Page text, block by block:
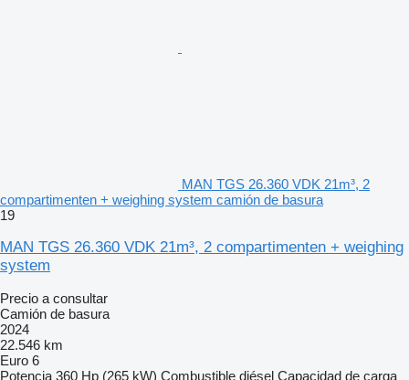
MAN TGS 26.360 VDK 21m³, 2
compartimenten + weighing system camión de basura
19
MAN TGS 26.360 VDK 21m³, 2 compartimenten + weighing
system
Precio a consultar
Camión de basura
2024
22.546 km
Euro 6
Potencia 360 Hp (265 kW) Combustible diésel Capacidad de carga